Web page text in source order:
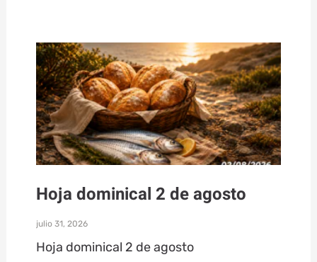
Hoja dominical 2 de agosto
julio 31, 2026
Hoja dominical 2 de agosto